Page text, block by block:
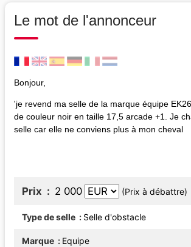
Le mot de l'annonceur
Bonjour,
'je revend ma selle de la marque équipe
de couleur noir en taille 17,5 arcade +1. Je
selle car elle ne conviens plus à mon cheval
Prix 2 000 (Prix à débattre)
Type de selle Selle d'obstacle
Marque Equipe